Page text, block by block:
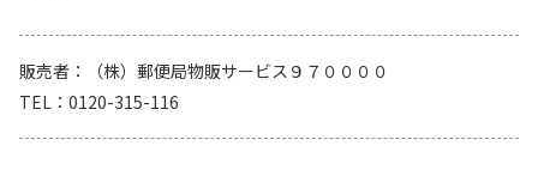
販売者
（株）郵便局物販サービス９７００００
TEL
0120-315-116